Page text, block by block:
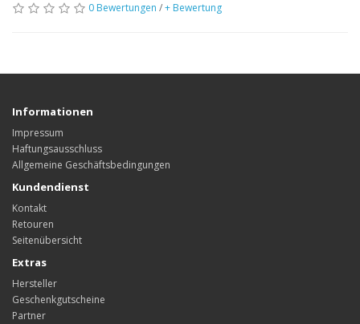
0 Bewertungen /+ Bewertung
Informationen
Impressum
Haftungsausschluss
Allgemeine Geschäftsbedingungen
Kundendienst
Kontakt
Retouren
Seitenübersicht
Extras
Hersteller
Geschenkgutscheine
Partner